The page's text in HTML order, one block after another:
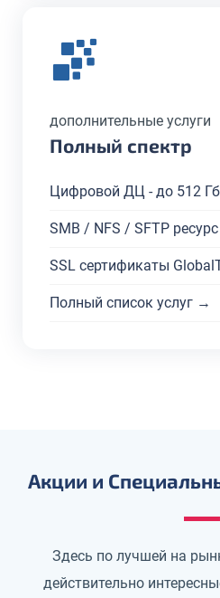
дополнительные услуги
Полный спектр
Цифровой ДЦ - до 512 Гб
SMB / NFS / SFTP ресурс
SSL сертификаты
Полный список услуг →
Акции и
Здесь по лучшей на
действительно